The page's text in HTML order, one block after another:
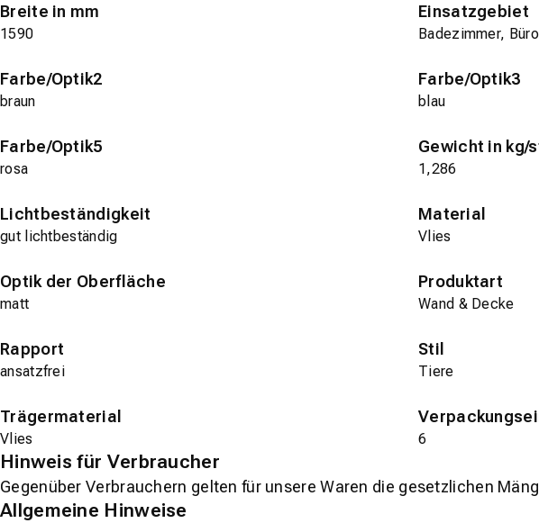
Breite in mm
1590
Einsatzgebiet
Badezimmer,
Farbe/Optik2
braun
Farbe/Optik3
blau
Farbe/Optik5
rosa
Gewicht in kg/
1,286
Lichtbeständigkeit
gut lichtbeständig
Material
Vlies
Optik der Oberfläche
matt
Produktart
Wand & Decke
Rapport
ansatzfrei
Stil
Tiere
Trägermaterial
Vlies 6
Hinweis für Verbraucher
Gegenüber Verbrauchern gelten für unsere Waren die gesetzlichen
Allgemeine Hinweise